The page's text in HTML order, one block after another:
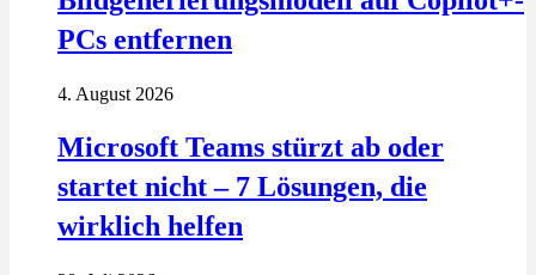
PCs entfernen
4. August 2026
Microsoft Teams stürzt ab oder
startet nicht – 7 Lösungen, die
wirklich helfen